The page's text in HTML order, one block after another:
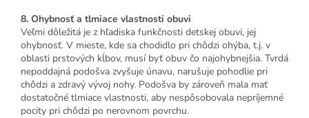
8. Ohybnosť a tlmiace vlastnosti obuvi
Veľmi dôležitá je z hľadiska funkčnosti detskej obuvi, jej
ohybnosť. V mieste, kde sa chodidlo pri chôdzi ohýba, t.j. v
oblasti prstových kĺbov, musí byť obuv čo najohybnejšia. Tvrdá
nepoddajná podošva zvyšuje únavu, narušuje pohodlie pri
chôdzi a zdravý vývoj nohy. Podošva by zároveň mala mať
dostatočné tlmiace vlastnosti, aby nespôsobovala nepríjemné
pocity pri chôdzi po nerovnom povrchu.